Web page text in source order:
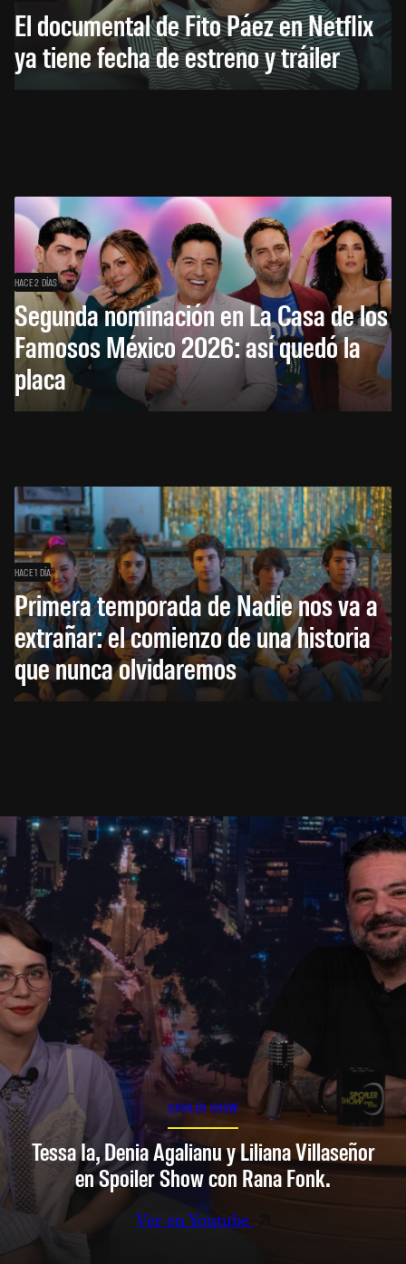
El documental de Fito Páez en Netflix
ya tiene fecha de estreno y tráiler
HACE 2 DÍAS
Segunda nominación en La Casa de los
Famosos México 2026: así quedó la
placa
HACE 1 DÍA
Primera temporada de Nadie nos va a
extrañar: el comienzo de una historia
que nunca olvidaremos
SPOILER SHOW
Tessa Ia, Denia Agalianu y Liliana Villaseñor
en Spoiler Show con Rana Fonk.
Ver en Youtube